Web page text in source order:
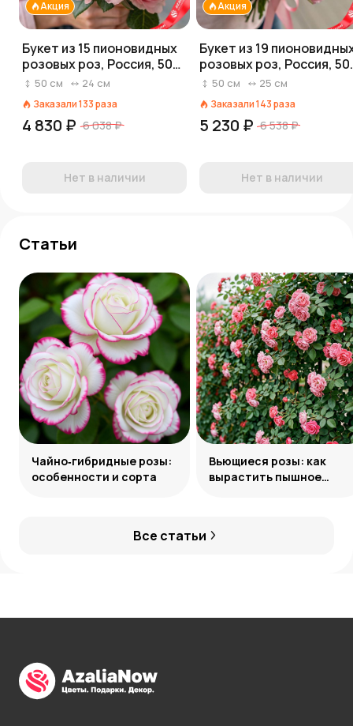
Акция
Букет из 15 пионовидных
розовых роз, Россия, 50
см50 см 24 см
Заказали133раза
4 830 ₽ 6 038 ₽
Нет в наличии
Акция
Букет из 19
розовых роз, Россия, 50
см50 см 25 см
Заказали143раза
5 230 ₽ 6 538 ₽
Нет в наличии
Статьи
Все статьи
Чайно‑гибридные розы:
особенности и сорта
Вьющиеся розы: как
вырастить пышное